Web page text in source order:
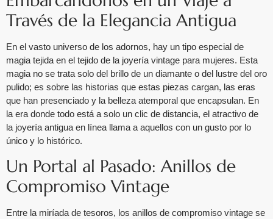
Través de la Elegancia Antigua
En el vasto universo de los adornos, hay un tipo especial de
magia tejida en el tejido de la joyería vintage para mujeres. Esta
magia no se trata solo del brillo de un diamante o del lustre del oro
pulido; es sobre las historias que estas piezas cargan, las eras
que han presenciado y la belleza atemporal que encapsulan. En
la era donde todo está a solo un clic de distancia, el atractivo de
la joyería antigua en línea llama a aquellos con un gusto por lo
único y lo histórico.
Un Portal al Pasado: Anillos de
Compromiso Vintage
Entre la miríada de tesoros, los anillos de compromiso vintage se